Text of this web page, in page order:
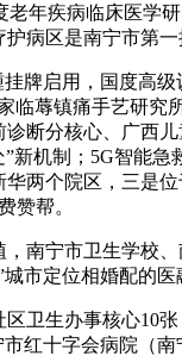
疾病临床医学
病区是南宁市第
启用，国度高级
蓐镇痛手艺研究
断分核心、广西
新机制；5G智能
华两个院区，三是
赞帮。
宁市卫生学校、
市定位相婚配的
生办事核心10张
红十字会病院（